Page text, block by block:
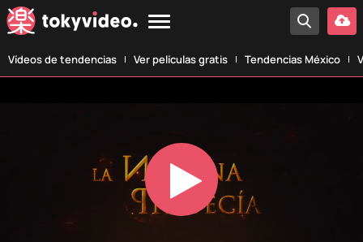
Vídeos de tendencias Ver películas gratis Tendencias México
Play